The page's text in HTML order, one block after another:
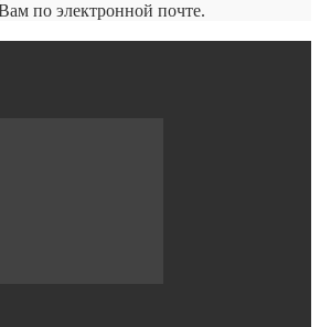
по электронной почте.